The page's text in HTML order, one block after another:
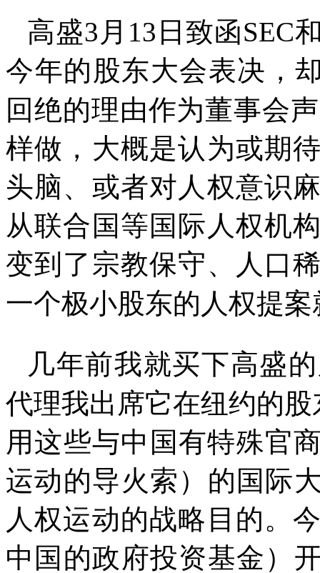
高盛3 月 13 日致函SEC
今年的股东大会表决，
回绝的理由作为董事会
样做，大概是认为或期
头脑、或者对人权意识
从联合国等国际人权机
变到了宗教保守、人口
一个极小股东的人权提
几年前我就买下高盛
代理我出席它在纽约的
用这些与中国有特殊官
运动的导火索）的国际
人权运动的战略目的。
中国的政府投资基金）